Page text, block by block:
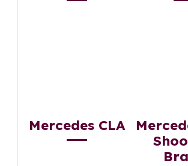
Mercedes CLA